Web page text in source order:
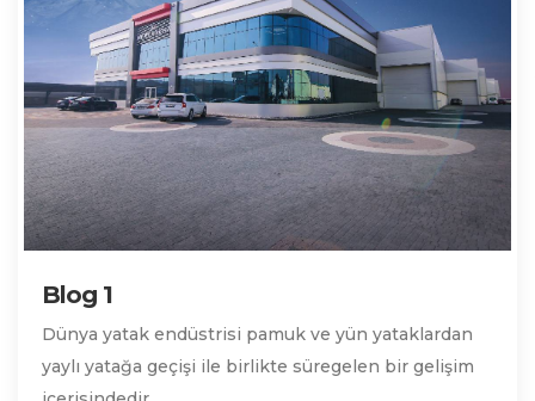
Blog 1
Dünya yatak endüstrisi pamuk ve yün yataklardan
yaylı yatağa geçişi ile birlikte süregelen bir gelişim